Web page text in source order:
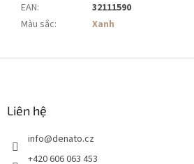
EAN:
32111590
Màu sắc: Xanh
Liên hệ
info@denato.cz
+420 606 063 453